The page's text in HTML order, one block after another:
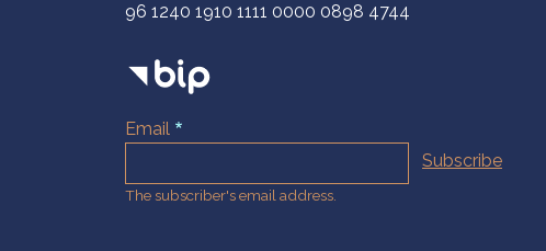
96 1240 1910 1111 0000 0898 4744
Email
The subscriber's email address.